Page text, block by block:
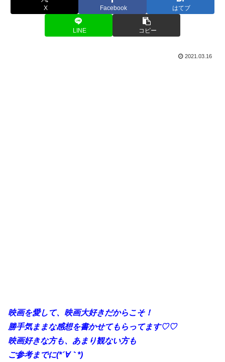
X Facebook はてブ
LINE コピー
2021.03.16
映画を愛して、映画大好きだからこそ！
勝手気ままな感想を書かせてもらってます♡♡
映画好きな方も、あまり観ない方も
ご参考までに(*´∀｀*)